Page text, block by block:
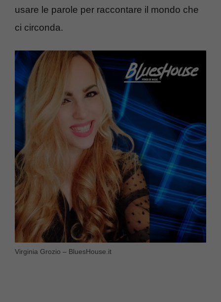
usare le parole per raccontare il mondo che
ci circonda.
Virginia Grozio – BluesHouse.it